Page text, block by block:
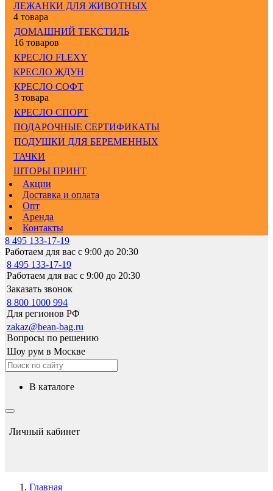
ЛЕЖАНКИ ДЛЯ ЖИВОТНЫХ
4 товара
ДОМАШНИЙ ТЕКСТИЛЬ
16 товаров
КРЕСЛО FLEXY
КРЕСЛО ЖДУН
КРЕСЛО СОФТ
3 товара
КРЕСЛО СПОРТ
ПОДАРОЧНЫЕ СЕРТИФИКАТЫ
ПОДУШКИ ДЛЯ БЕРЕМЕННЫХ
ТАЧКИ
ШТОРЫ ПРИНТ
Акции
Доставка и оплата
Опт
Аренда
Контакты
8 495 133-17-19
Работаем для вас с 9:00 до 20:30
8 495 133-17-19
Работаем для вас с 9:00 до 20:30
Заказать звонок
8 800 1000 994
Для регионов РФ
zakaz@bean-bag.ru
Вопросы по решению
Шоу рум в Москве
в каталоге
Личный кабинет
Главная